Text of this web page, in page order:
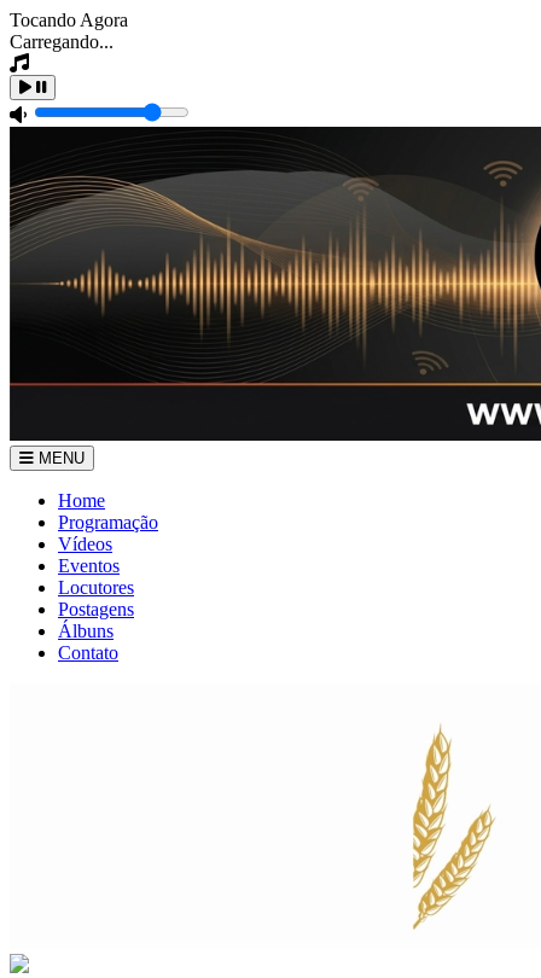
Tocando Agora
Carregando...
MENU
Home
Programação
Vídeos
Eventos
Locutores
Postagens
Álbuns
Contato